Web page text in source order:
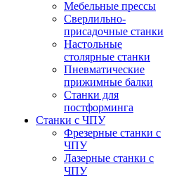
Мебельные прессы
Сверлильно-
присадочные станки
Настольные
столярные станки
Пневматические
прижимные балки
Станки для
постформинга
Станки с ЧПУ
Фрезерные станки с
ЧПУ
Лазерные станки с
ЧПУ